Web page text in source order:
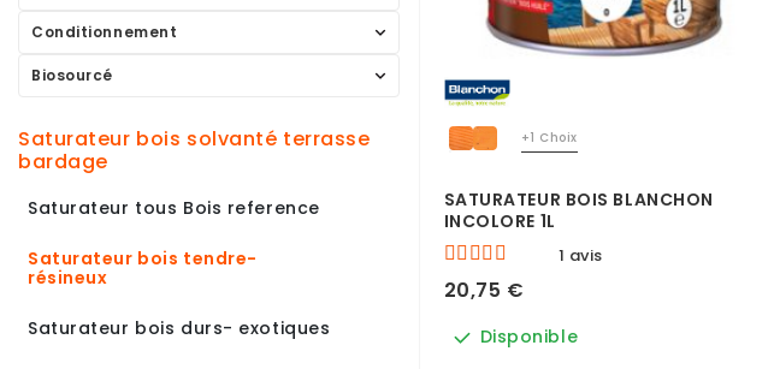
Conditionnement
Biosourcé
saturateur bois solvanté terrasse
bardage
Saturateur tous Bois reference
Saturateur bois tendre-
résineux
Saturateur bois durs- exotiques
+1 Choix
SATURATEUR BOIS BLANCHON
INCOLORE 1L
1 avis
20,75 €
Disponible